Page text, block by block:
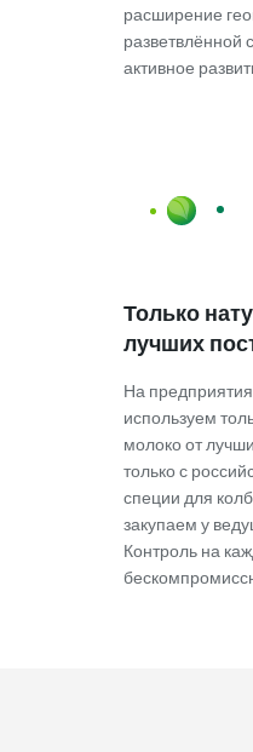
расширение
разветвлённой
активное
Только
лучших
На
используем
молоко от
только с
специи для
закупаем у
Контроль на